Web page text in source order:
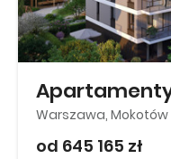
Warszawa, Mokotów
od 645 165 zł